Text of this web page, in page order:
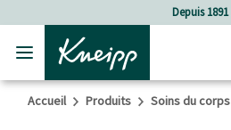
Sauter au contenu du pied de page
Accueil Produits Soins du corps